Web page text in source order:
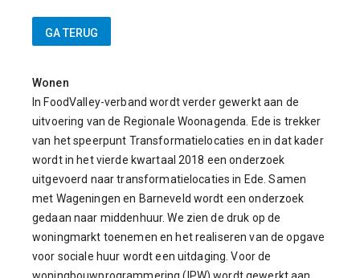
Wonen
In FoodValley-verband wordt verder gewerkt aan de
uitvoering van de Regionale Woonagenda. Ede is trekker
van het speerpunt Transformatielocaties en in dat kader
wordt in het vierde kwartaal 2018 een onderzoek
uitgevoerd naar transformatielocaties in Ede. Samen
met Wageningen en Barneveld wordt een onderzoek
gedaan naar middenhuur. We zien de druk op de
woningmarkt toenemen en het realiseren van de opgave
voor sociale huur wordt een uitdaging. Voor de